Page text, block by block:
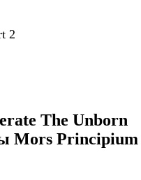
2
The Unborn
Mors Principium